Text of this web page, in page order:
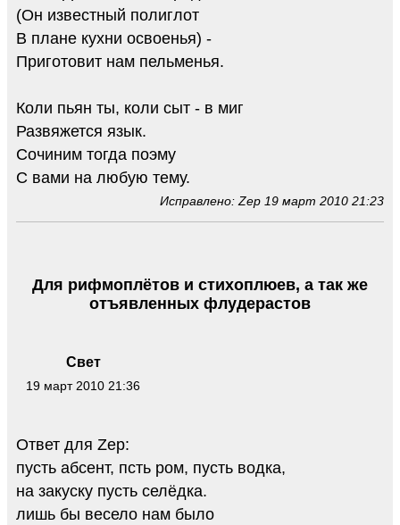
(Он известный полиглот
В плане кухни освоенья) -
Приготовит нам пельменья.
Коли пьян ты, коли сыт - в миг
Развяжется язык.
Сочиним тогда поэму
С вами на любую тему.
Исправлено: Zep 19 март 2010 21:23
Свет
19 март 2010 21:36
Для рифмоплётов и стихоплюев, а так же
отъявленных флудерастов
Ответ для Zep:
пусть абсент, псть ром, пусть водка,
на закуску пусть селёдка.
лишь бы весело нам было